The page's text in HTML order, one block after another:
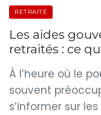
RETRAITE
Les aides
retraités : ce
À l’heure où le
souvent
s’informer sur